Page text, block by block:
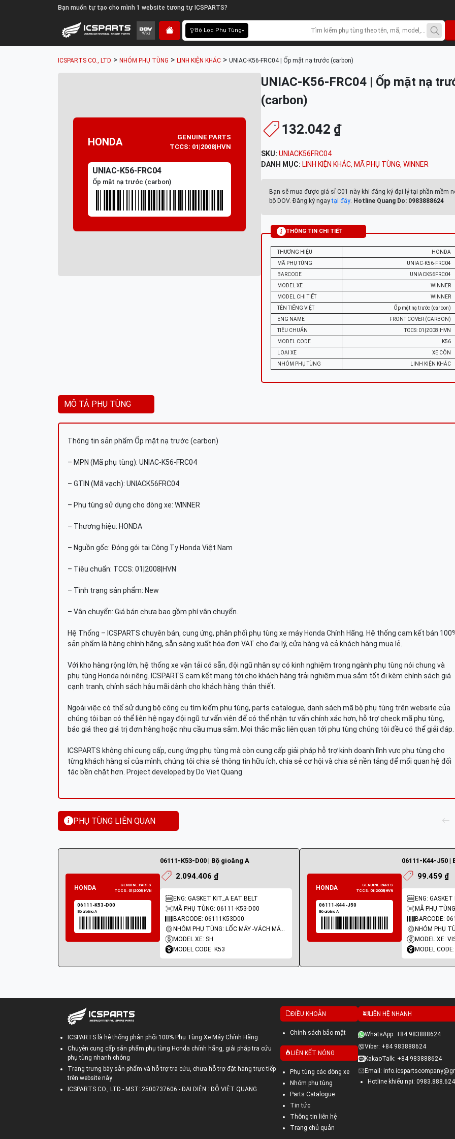
Bạn muốn tự tạo cho mình 1 website tương tự ICSPARTS?
Bộ Lọc Phụ Tùng
ICSPARTS CO., LTD > NHÓM PHỤ TÙNG > LINH KIỆN KHÁC > UNIAC-K56-FRC04 | Ốp mặt nạ trước (carbon)
HONDA
GENUINE PARTS
TCCS: 01|2008|HVN
UNIAC-K56-FRC04
Ốp mặt nạ trước (carbon)
UNIAC-K56-FRC04 | Ốp mặt nạ
(carbon)
132.042 ₫
SKU: UNIACK56FRC04
DANH MỤC: LINH KIỆN KHÁC, MÃ PHỤ TÙNG, WINNER
Bạn sẽ mua được giá sỉ C01 này khi đăng ký đại lý tại phần mềm
bộ DOV. Đăng ký ngaytại đây. Hotline Quang Do: 0983888624
THÔNG TIN CHI TIẾT
THƯƠNG HIỆU
HONDA
MÃ PHỤ TÙNG
UNIAC-K56-FRC04
BARCODE
UNIACK56FRC04
MODEL XE
WINNER
MODEL CHI TIẾT
WINNER
TÊN TIẾNG VIỆT
Ốp mặt nạ trước (carbon)
ENG NAME
FRONT COVER (CARBON)
TIÊU CHUẨN
TCCS: 01|2008|HVN
MODEL CODE
K56
LOẠI XE
XE CÔN
NHÓM PHỤ TÙNG
LINH KIỆN KHÁC
MÔ TẢ PHỤ TÙNG
Thông tin sản phẩm Ốp mặt nạ trước (carbon)
– MPN (Mã phụ tùng): UNIAC-K56-FRC04
– GTIN (Mã vạch): UNIACK56FRC04
– Phụ tùng sử dụng cho dòng xe: WINNER
– Thương hiệu: HONDA
– Nguồn gốc: Đóng gói tại Công Ty Honda Việt Nam
– Tiêu chuẩn: TCCS: 01|2008|HVN
– Tình trạng sản phẩm: New
– Vận chuyển: Giá bán chưa bao gồm phí vận chuyển.
Hệ Thống – ICSPARTS chuyên bán, cung ứng, phân phối phụ tùng xe máy Honda Chính Hãng. Hệ thống cam kết bán
sản phẩm là hàng chính hãng, sẵn sàng xuất hóa đơn VAT cho đại lý, cửa hàng và cả khách hàng mua lẻ.
Với kho hàng rộng lớn, hệ thống xe vận tải có sẵn, đội ngũ nhân sự có kinh nghiệm trong ngành phụ tùng nói chung và
phụ tùng Honda nói riêng. ICSPARTS cam kết mang tới cho khách hàng trải nghiệm mua sắm tốt đi kèm chính sách giá
cạnh tranh, chính sách hậu mãi dành cho khách hàng thân thiết.
Ngoài việc có thể sử dụng bộ công cụ tìm kiếm phụ tùng, parts catalogue, danh sách mã bộ phụ tùng trên website của
chúng tôi bạn có thể liên hệ ngay đội ngũ tư vấn viên để có thể nhận tư vấn chính xác hơn, hỗ trợ check mã phụ tùng,
báo giá theo giá trị đơn hàng hoặc nhu cầu mua sắm. Mọi thắc mắc liên quan tới phụ tùng chúng tôi đều có thể giải đáp.
ICSPARTS không chỉ cung cấp, cung ứng phụ tùng mà còn cung cấp giải pháp hỗ trợ kinh doanh lĩnh vực phụ tùng cho
từng khách hàng sỉ của mình, chúng tôi chia sẻ thông tin hữu ích, chia sẻ cơ hội và chia sẻ nền tảng để mối quan hệ đối
tác bền chặt hơn. Project developed by Do Viet Quang
PHỤ TÙNG LIÊN QUAN
06111-K53-D00 | Bộ gioăng A
2.094.406 ₫
ENG: GASKET KIT_A EAT BELT
MÃ PHỤ TÙNG: 06111-K53-D00
BARCODE: 06111K53D00
NHÓM PHỤ TÙNG: LỐC MÁY -VÁCH MÁY - GIOĂNG MÁY
MODEL XE: SH
MODEL CODE: K53
06111-K44-J50 |
99.459 ₫
ENG: GASKET
MÃ PHỤ
BARCODE:
MODEL XE:
MODEL
ICSPARTS là hệ thống phân phối 100% Phụ Tùng Xe Máy Chính Hãng
Chuyên cung cấp sản phẩm phụ tùng Honda chính hãng, giải pháp tra cứu
phụ tùng nhanh chóng
Trang trưng bày sản phẩm và hỗ trợ tra cứu, chưa hỗ trợ đặt hàng trực tiếp
trên website này
ICSPARTS CO., LTD - MST: 2500737606 - ĐẠI DIỆN : ĐỖ VIỆT QUANG
ĐIỀU KHOẢN
Chính sách bảo mật
LIÊN KẾT NÓNG
Phụ tùng các dòng xe
Nhóm phụ tùng
Parts Catalogue
Tin tức
Thông tin liên hệ
Trang chủ quản
LIÊN HỆ NHANH
WhatsApp: +84 983888624
Viber: +84 983888624
KakaoTalk: +84 983888624
Email:
Hotline khiếu nại: 0983.888.624